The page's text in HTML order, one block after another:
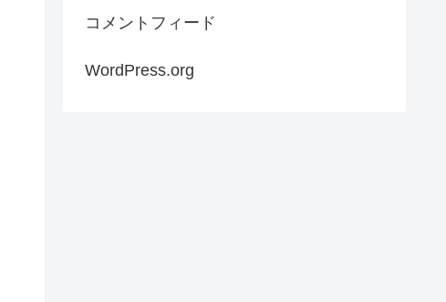
コメントフィード
WordPress.org